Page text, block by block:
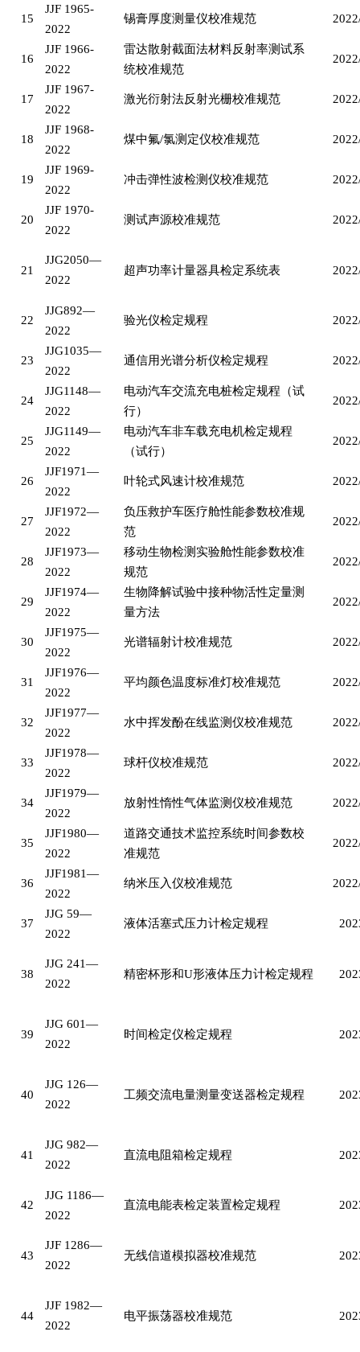
15
JJF 1965-
2022
锡膏厚度测量仪校准规范
16
JJF 1966-
2022
雷达散射截面法材料反射率测试系
统校准规范
17
JJF 1967-
2022
激光衍射法反射光栅校准规范
18
JJF 1968-
2022
煤中氟/氯测定仪校准规范
19
JJF 1969-
2022
冲击弹性波检测仪校准规范
20
JJF 1970-
2022
测试声源校准规范
21
JJG2050—
2022
超声功率计量器具检定系统表
22
JJG892—
2022
验光仪检定规程
23
JJG1035—
2022
通信用光谱分析仪检定规程
24
JJG1148—
2022
电动汽车交流充电桩检定规程（试
行）
25
JJG1149—
2022
电动汽车非车载充电机检定规程
（试行）
26
JJF1971—
2022
叶轮式风速计校准规范
27
JJF1972—
2022
负压救护车医疗舱性能参数校准规
范
28
JJF1973—
2022
移动生物检测实验舱性能参数校准
规范
29
JJF1974—
2022
生物降解试验中接种物活性定量测
量方法
30
JJF1975—
2022
光谱辐射计校准规范
31
JJF1976—
2022
平均颜色温度标准灯校准规范
32
JJF1977—
2022
水中挥发酚在线监测仪校准规范
33
JJF1978—
2022
球杆仪校准规范
34
JJF1979—
2022
放射性惰性气体监测仪校准规范
35
JJF1980—
2022
道路交通技术监控系统时间参数校
准规范
36
JJF1981—
2022
纳米压入仪校准规范
37
JJG 59—
2022
液体活塞式压力计检定规程
38
JJG 241—
2022
精密杯形和U形液体压力计检定规程
39
JJG 601—
2022
时间检定仪检定规程
40
JJG 126—
2022
工频交流电量测量变送器检定规程
41
JJG 982—
2022
直流电阻箱检定规程
42
JJG 1186—
2022
直流电能表检定装置检定规程
43
JJF 1286—
2022
无线信道模拟器校准规范
44
JJF 1982—
2022
电平振荡器校准规范